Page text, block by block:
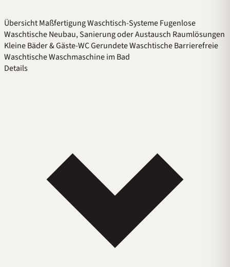
ÜbersichtMaßfertigungWaschtisch-SystemeFugenlose
WaschtischeNeubau, Sanierung oder Austausch Raumlösungen
Kleine Bäder & Gäste-WCGerundete WaschtischeBarrierefreie
WaschtischeWaschmaschine im Bad
Details